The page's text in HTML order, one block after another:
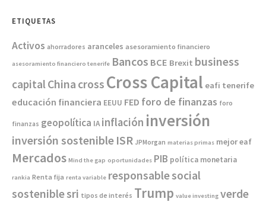
ETIQUETAS
Activos ahorradores aranceles asesoramiento financiero
asesoramiento financiero tenerife Bancos BCE Brexit business
capitalChina cross Cross Capital eafi tenerife
educación financiera EEUU FED foro de finanzas foro
finanzas geopolítica IA inflación inversión
inversión sostenible ISR JPMorgan materias primas mejor eaf
Mercados Mind the gap oportunidades PIB política monetaria
rankia Renta fija renta variable responsablesocial
sosteniblesri tipos de interés Trump value investing verde